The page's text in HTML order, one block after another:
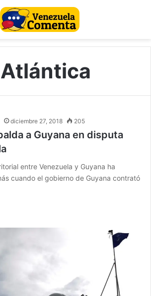
diciembre 27, 2018 205
a Guyana en disputa
entre Venezuela y Guyana ha
cuando el gobierno de Guyana contrató